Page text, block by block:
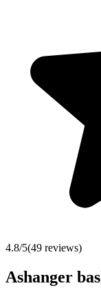
4.8/5(49 reviews)
Ashanger